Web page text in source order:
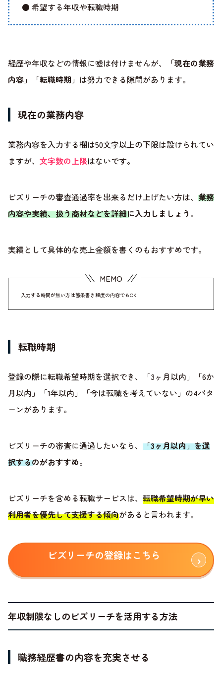
● 希望する年収や転職時期
経歴や年収などの情報に嘘は付けませんが、
「現在の業務
内容」「転職時期」 は努力できる隙間があります。
現在の業務内容
業務内容を入力する欄は50文字以上の下限は設けられてい
ますが、 文字数の上限はないです。
ビズリーチの審査通過率を出来るだけ上げたい方は、 業務
内容や実績、扱う商材などを詳細に入力しましょう 。
実績として具体的な売上金額を書くのもおすすめです。
入力する時間が無い方は箇条書き程度の内容でもOK
転職時期
登録の際に転職希望時期を選択でき、「3ヶ月以内」「6か
月以内」「1年以内」「今は転職を考えていない」の4パタ
ーンがあります。
ビズリーチの審査に通過したいなら、 「3ヶ月以内」を選
択するのがおすすめ。
ビズリーチを含める転職サービスは、 転職希望時期が早い
利用者を優先して支援する傾向があると言われます。
ビズリーチの登録はこちら
年収制限なしのビズリーチを活用する方法
職務経歴書の内容を充実させる